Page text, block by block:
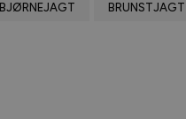
BJØRNEJAGT BRUNSTJAGT